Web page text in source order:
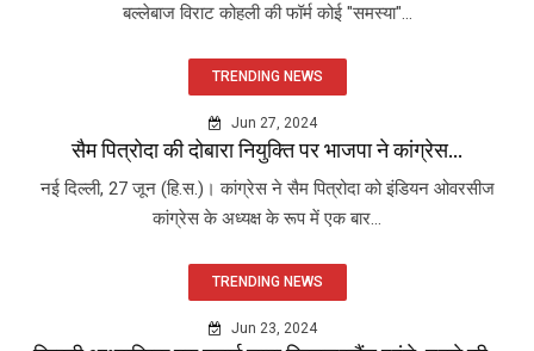
बल्लेबाज विराट कोहली की फॉर्म कोई "समस्या"...
TRENDING NEWS
Jun 27, 2024
सैम पित्रोदा की दोबारा नियुक्ति पर भाजपा ने कांग्रेस...
नई दिल्ली, 27 जून (हि.स.)। कांग्रेस ने सैम पित्रोदा को इंडियन ओवरसीज
कांग्रेस के अध्यक्ष के रूप में एक बार...
TRENDING NEWS
Jun 23, 2024